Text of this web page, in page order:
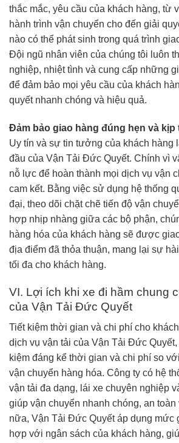
thắc mắc, yêu cầu của khách hàng, từ
hành trình vận chuyển cho đến giải
nào có thể phát sinh trong quá trình
Đội ngũ nhân viên của chúng tôi luôn
nghiệp, nhiệt tình và cung cấp những
để đảm bảo mọi yêu cầu của khách
quyết nhanh chóng và hiệu quả.
Đảm bảo giao hàng đúng hẹn và kịp
Uy tín và sự tin tưởng của khách hàng
đầu của Vận Tải Đức Quyết. Chính vì
nỗ lực để hoàn thành mọi dịch vụ vận
cam kết. Bằng việc sử dụng hệ thống
đại, theo dõi chặt chẽ tiến độ vận
hợp nhịp nhàng giữa các bộ phận,
hàng hóa của khách hàng sẽ được
địa điểm đã thỏa thuận, mang lại sự
tối đa cho khách hàng.
VI. Lợi ích khi xe đi hầm chung
của Vận Tải Đức Quyết
Tiết kiệm thời gian và chi phí cho
dịch vụ vận tải của Vận Tải Đức
kiệm đáng kể thời gian và chi phí so
vận chuyển hàng hóa. Công ty có hệ
vận tải đa dạng, lái xe chuyên nghiệp
giúp vận chuyển nhanh chóng, an
nữa, Vận Tải Đức Quyết áp dụng mức
hợp với ngân sách của khách hàng,